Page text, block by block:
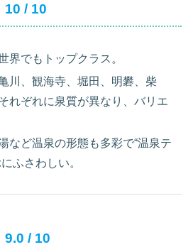
/ 10
界でもトップクラス。
川、観海寺、堀田、明礬、柴
れぞれに泉質が異なり、バリエ
など温泉の形態も多彩で“温泉テ
ふさわしい。
/ 10